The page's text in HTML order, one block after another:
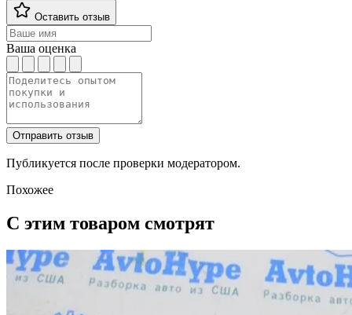
Оставить отзыв
Ваша оценка
Отправить отзыв
Публикуется после проверки модератором.
Похожее
С этим товаром смотрят